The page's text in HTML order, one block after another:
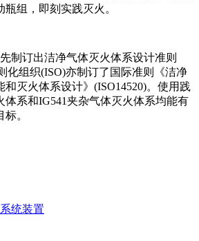
组，即刻实践灭火。
订出洁净气体灭火体系设计准则
化组织(ISO)亦制订了国际准则《洁净
灭火体系设计》(ISO14520)。使用践
体系和IG541夹杂气体灭火体系均能有
。
统装置